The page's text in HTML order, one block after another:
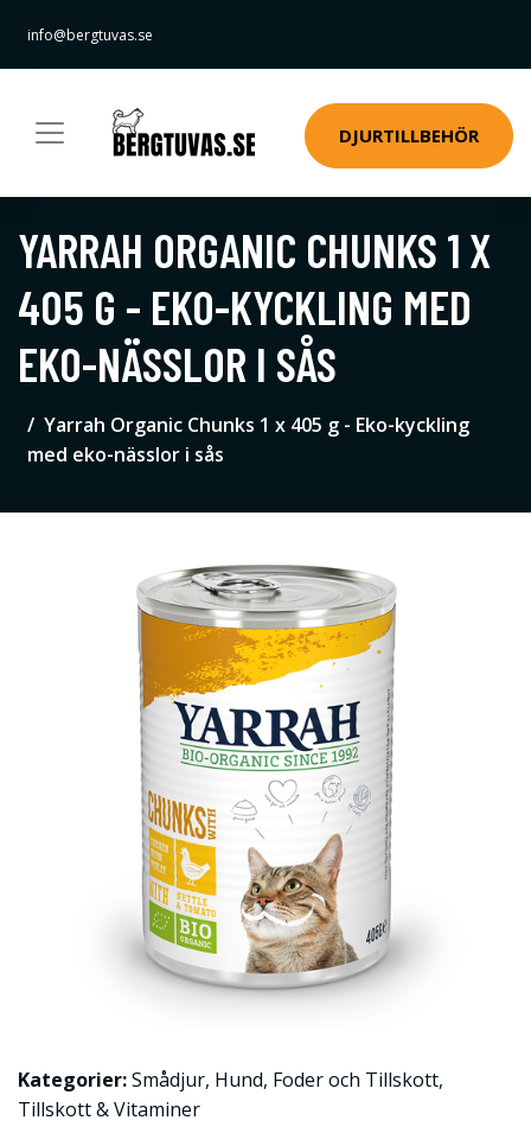
info@bergtuvas.se
DJURTILLBEHÖR
YARRAH ORGANIC CHUNKS 1 X
405 G - EKO-KYCKLING MED
EKO-NÄSSLOR I SÅS
Yarrah Organic Chunks 1 x 405 g - Eko-kyckling
med eko-nässlor i sås
Kategorier:Smådjur, Hund, Foder och Tillskott,
Tillskott & Vitaminer